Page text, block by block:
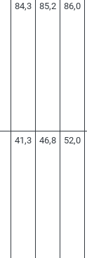
84,3 85,2 86,0
41,3 46,8 52,0